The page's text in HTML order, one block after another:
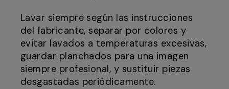
Lavar siempre según las instrucciones
del fabricante, separar por colores y
evitar lavados a temperaturas excesivas,
guardar planchados para una imagen
siempre profesional, y sustituir piezas
desgastadas periódicamente.